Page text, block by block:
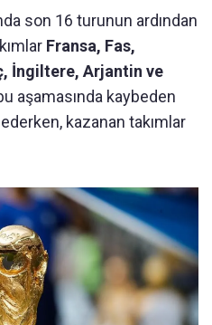
son 16 turunun ardından
Fransa, Fas,
İngiltere, Arjantin ve
aşamasında kaybeden
kazanan takımlar